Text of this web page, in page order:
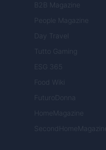
B2B Magazine
People Magazine
Day Travel
Tutto Gaming
ESG 365
Food Wiki
FuturoDonna
HomeMagazine
SecondHomeMagazine